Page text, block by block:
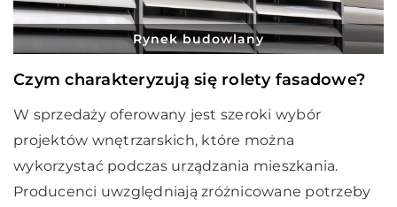
Rynek budowlany
Czym charakteryzują się rolety fasadowe?
W sprzedaży oferowany jest szeroki wybór
projektów wnętrzarskich, które można
wykorzystać podczas urządzania mieszkania.
Producenci uwzględniają zróżnicowane potrzeby